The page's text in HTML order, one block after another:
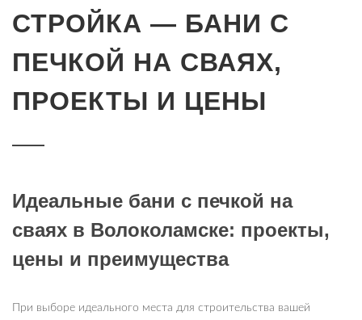
СТРОЙКА — БАНИ С
ПЕЧКОЙ НА СВАЯХ,
ПРОЕКТЫ И ЦЕНЫ
Идеальные бани с печкой на
сваях в Волоколамске: проекты,
цены и преимущества
При выборе идеального места для строительства вашей